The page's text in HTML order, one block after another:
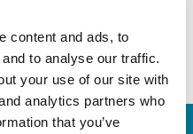
content and ads, to
to analyse our traffic.
your use of our site with
analytics partners who
that you’ve
trä, lack, plast och